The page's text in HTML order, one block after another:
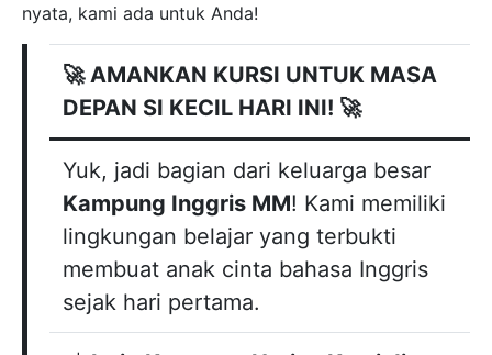
lingkungan belajar yang terbukti
membuat anak cinta bahasa Inggris
sejak hari pertama.
📸Intip Keseruan Harian Kami di
Instagram:Lihat senyum dan tawa
anak-anak belajar dengan bahagia di
sini:👉@kampunginggrismm
🎁Klaim Promo Spesial & Konsultasi
Gratis:Jangan tunda lagi investasi